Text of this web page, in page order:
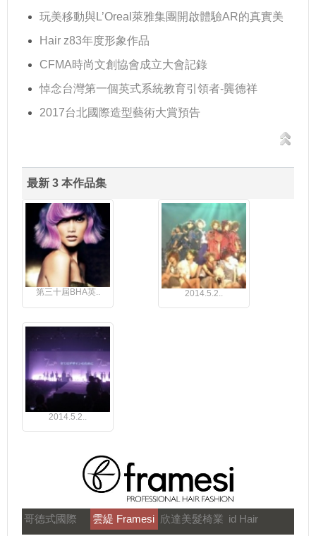
玩美移動與L’Oreal萊雅集團開啟體驗AR的真實美
Hair z83年度形象作品
CFMA時尚文創協會成立大會記錄
悼念台灣第一個英式系統教育引領者-龔德祥
2017台北國際造型藝術大賞預告
最新 3 本作品集
第三十屆BHA英.. 2014.5.2..
2014.5.2..
哥德式國際 雲緹 Framesi 欣達美髮椅業 id Hair